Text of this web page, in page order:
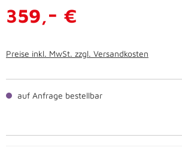
359,- €
Preise inkl. MwSt. zzgl. Versandkosten
auf Anfrage bestellbar